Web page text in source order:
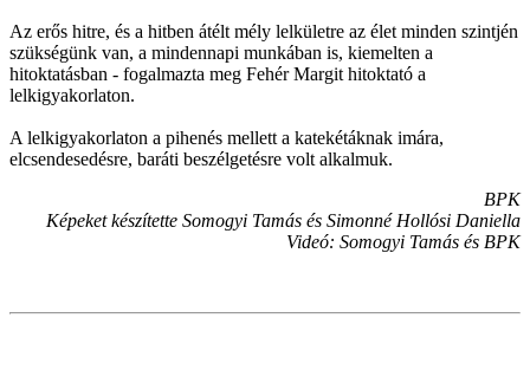
Az erős hitre, és a hitben átélt mély lelkületre az élet minden szintjén
szükségünk van, a mindennapi munkában is, kiemelten a
hitoktatásban - fogalmazta meg Fehér Margit hitoktató a
lelkigyakorlaton.
A lelkigyakorlaton a pihenés mellett a katekétáknak imára,
elcsendesedésre, baráti beszélgetésre volt alkalmuk.
BPK
Képeket készítette Somogyi Tamás és Simonné Hollósi Daniella
Videó: Somogyi Tamás és BPK